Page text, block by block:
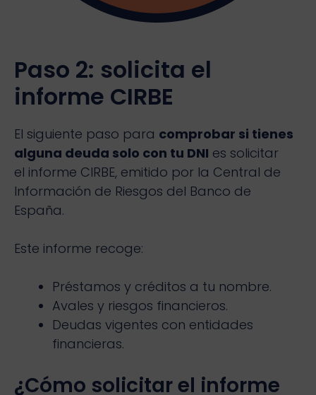
Paso 2: solicita el
informe CIRBE
El siguiente paso para comprobar si tienes
alguna deuda solo con tu DNI es solicitar
el informe CIRBE, emitido por la Central de
Información de Riesgos del Banco de
España.
Este informe recoge:
Préstamos y créditos a tu nombre.
Avales y riesgos financieros.
Deudas vigentes con entidades
financieras.
¿Cómo solicitar el informe